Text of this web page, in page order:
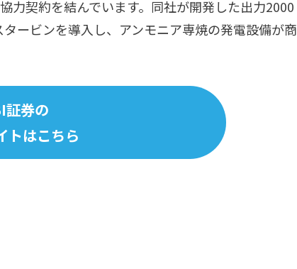
力契約を結んでいます。同社が開発した出力2000
ービンを導入し、アンモニア専焼の発電設備が商
証券の
トはこちら